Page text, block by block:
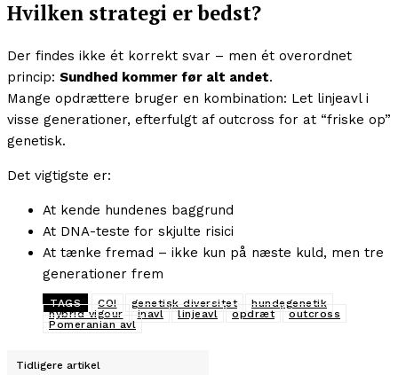
Hvilken strategi er bedst?
Der findes ikke ét korrekt svar – men ét overordnet
princip: Sundhed kommer før alt andet.
Mange opdrættere bruger en kombination: Let linjeavl i
visse generationer, efterfulgt af outcross for at “friske op”
genetisk.
Det vigtigste er:
At kende hundenes baggrund
At DNA-teste for skjulte risici
At tænke fremad – ikke kun på næste kuld, men tre
generationer frem
TAGS COI genetisk diversitet
hundegenetik
hybrid vigour
inavl linjeavl opdræt
outcross
Pomeranian avl
Tidligere artikel